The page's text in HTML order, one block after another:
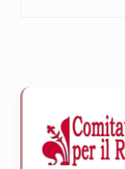
Sidebar